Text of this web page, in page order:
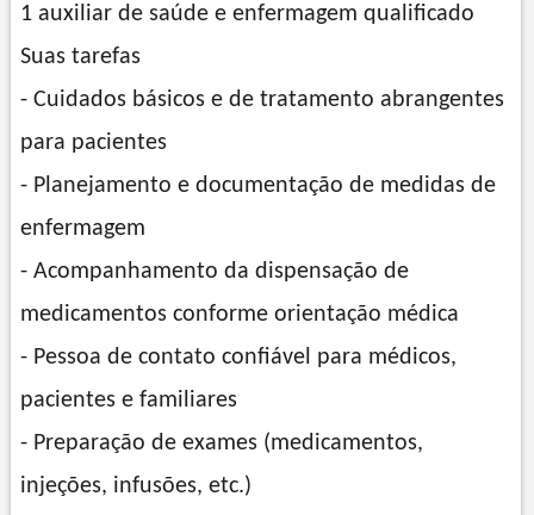
1 auxiliar de saúde e enfermagem qualificado
Suas tarefas
- Cuidados básicos e de tratamento abrangentes
para pacientes
- Planejamento e documentação de medidas de
enfermagem
- Acompanhamento da dispensação de
medicamentos conforme orientação médica
- Pessoa de contato confiável para médicos,
pacientes e familiares
- Preparação de exames (medicamentos,
injeções, infusões, etc.)